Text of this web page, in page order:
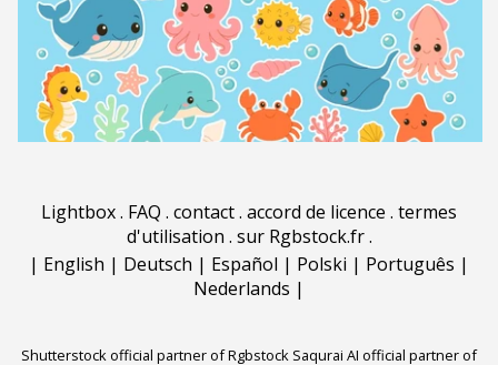
Lightbox. FAQ . contact. accord de licence . termes
d'utilisation . sur Rgbstock.fr.
| English | Deutsch | Español | Polski | Português |
Nederlands |
Shutterstock official partner of Rgbstock Saqurai AI official partner of